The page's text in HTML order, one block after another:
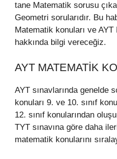
tane Matematik sorusu
Geometri sorularıdır. Bu
Matematik konuları ve AYT
hakkında bilgi vereceğiz.
AYT MATEMATIK
AYT sınavlarında genelde
konuları 9. ve 10. sınıf
12. sınıf konularından
TYT sınavına göre daha
matematik konularını